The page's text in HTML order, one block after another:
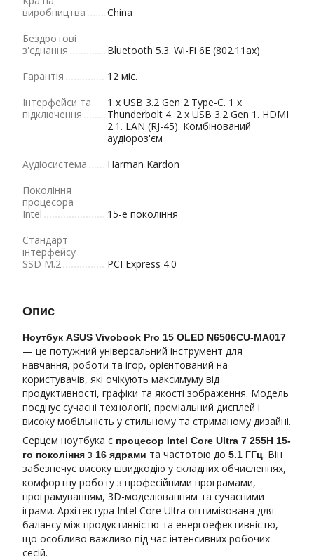
виробництва
China
Бездротові
з'єднання
Bluetooth 5.3. Wi-Fi 6E (802.11ax)
Гарантія
12 міс.
Інтерфейси та
підключення
1 x USB 3.2 Gen 2 Type-C. 1 х
Thunderbolt 4. 2 x USB 3.2 Gen 1. HDMI
2.1. LAN (RJ-45). Комбінований
аудіороз'єм
Аудіосистема
Harman Kardon
Покоління
процесора
Intel
15-е покоління
Стандарт
інтерфейсу
SSD M.2
PCI Express 4.0
Опис
Ноутбук ASUS Vivobook Pro 15 OLED N6506CU-MA017
— це потужний універсальний інструмент для
навчання, роботи та ігор, орієнтований на
користувачів, які очікують максимуму від
продуктивності, графіки та якості зображення. Модель
поєднує сучасні технології, преміальний дисплей і
високу мобільність у стильному та стриманому дизайні.
Серцем ноутбука є процесор Intel Core Ultra 7 255H 15-
го покоління з 16 ядрами та частотою до 5.1 ГГц. Він
забезпечує високу швидкодію у складних обчисленнях,
комфортну роботу з професійними програмами,
програмуванням, 3D-моделюванням та сучасними
іграми. Архітектура Intel Core Ultra оптимізована для
балансу між продуктивністю та енергоефективністю,
що особливо важливо під час інтенсивних робочих
сесій.